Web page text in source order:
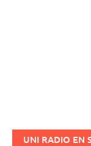
UNI RADIO EN